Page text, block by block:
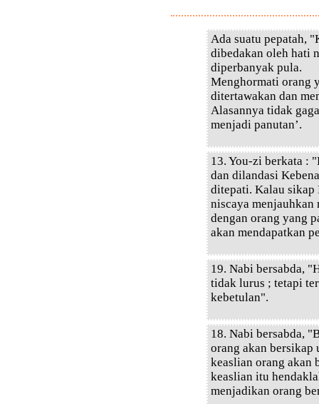
Ada suatu pepatah,
dibedakan oleh hati
diperbanyak pula.
Menghormati orang
ditertawakan dan
Alasannya tidak
menjadi panutan’.
13. You-zi berkata :
dan dilandasi
ditepati. Kalau sikap
niscaya menjauhkan
dengan orang yang
akan mendapatkan
19. Nabi bersabda,
tidak lurus ; tetapi
kebetulan".
18. Nabi bersabda,
orang akan bersikap
keaslian orang akan
keaslian itu
menjadikan orang